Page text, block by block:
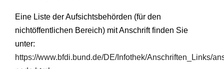
Eine Liste der Aufsichtsbehörden (für den
nichtöffentlichen Bereich) mit Anschrift finden Sie
unter:
https://www.bfdi.bund.de/DE/Infothek/Anschriften_Links/